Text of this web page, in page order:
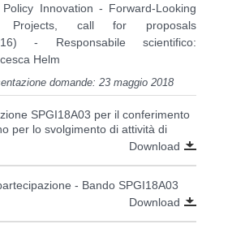
Innovation - Forward-Looking
Projects, call for proposals
- Responsabile scientifico:
Helm
domande: 23 maggio 2018
SPGI18A03 per il conferimento
per lo svolgimento di attività di
Download
- Bando SPGI18A03
Download